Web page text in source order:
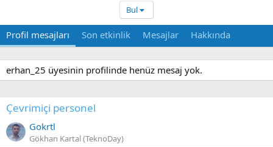
Bul
Profil mesajları Son etkinlik Mesajlar Hakkında
erhan_25 üyesinin profilinde henüz mesaj yok.
Çevrimiçi personel
Gokrtl
Gökhan Kartal (TeknoDay)